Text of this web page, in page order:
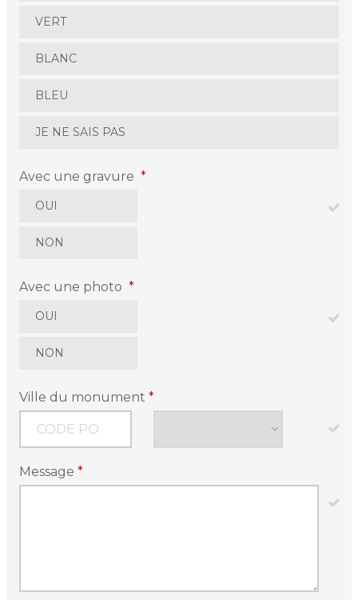
VERT
BLANC
BLEU
JE NE SAIS PAS
Avec une gravure*
OUI
NON
Avec une photo*
OUI
NON
Ville du monument*
Message*